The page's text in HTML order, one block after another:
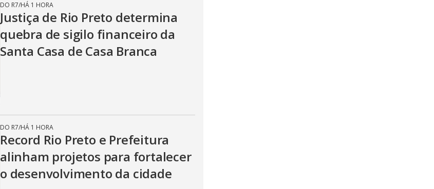
DO R7/HÁ 1 HORA
Justiça de Rio Preto determina
quebra de sigilo financeiro da
Santa Casa de Casa Branca
DO R7/HÁ 1 HORA
Record Rio Preto e Prefeitura
alinham projetos para fortalecer
o desenvolvimento da cidade